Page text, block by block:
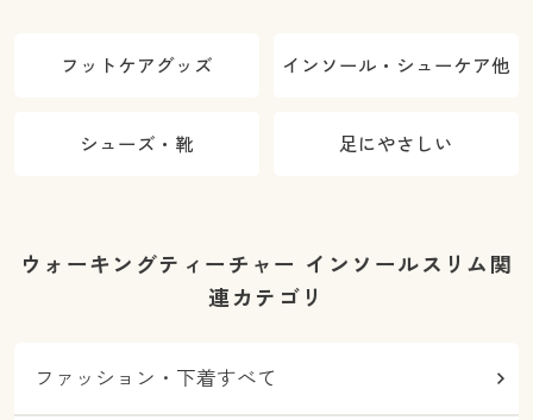
フットケアグッズ インソール・シューケア他
シューズ・靴 足にやさしい
ウォーキングティーチャー インソールスリム関
連カテゴリ
ファッション・下着すべて